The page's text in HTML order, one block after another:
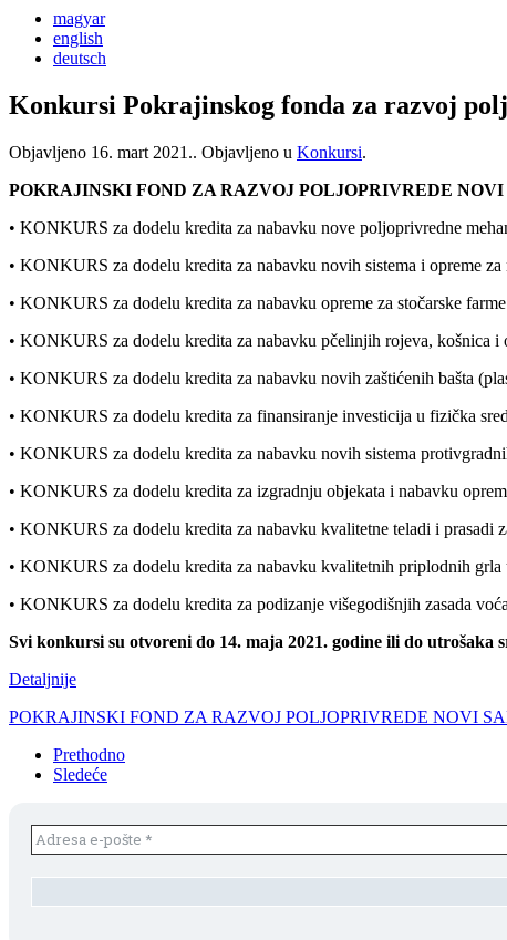
magyar
english
deutsch
Konkursi Pokrajinskog fonda za razvoj
Objavljeno 16. mart 2021.. Objavljeno u Konkursi.
POKRAJINSKI FOND ZA RAZVOJ POLJOPRIVREDE NOVI
• KONKURS za dodelu kredita za nabavku nove poljoprivredne
• KONKURS za dodelu kredita za nabavku novih sistema i opreme
• KONKURS za dodelu kredita za nabavku opreme za stočarske
• KONKURS za dodelu kredita za nabavku pčelinjih rojeva, košnica i
• KONKURS za dodelu kredita za nabavku novih zaštićenih bašta
• KONKURS za dodelu kredita za finansiranje investicija u fizička
• KONKURS za dodelu kredita za nabavku novih sistema
• KONKURS za dodelu kredita za izgradnju objekata i nabavku
• KONKURS za dodelu kredita za nabavku kvalitetne teladi i prasadi
• KONKURS za dodelu kredita za nabavku kvalitetnih priplodnih
• KONKURS za dodelu kredita za podizanje višegodišnjih zasada
Svi konkursi su otvoreni do 14. maja 2021. godine ili do utrošaka
Detaljnije
POKRAJINSKI FOND ZA RAZVOJ POLJOPRIVREDE NOVI
Prethodno
Sledeće